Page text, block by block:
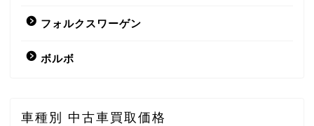
フォルクスワーゲン
ボルボ
車種別 中古車買取価格